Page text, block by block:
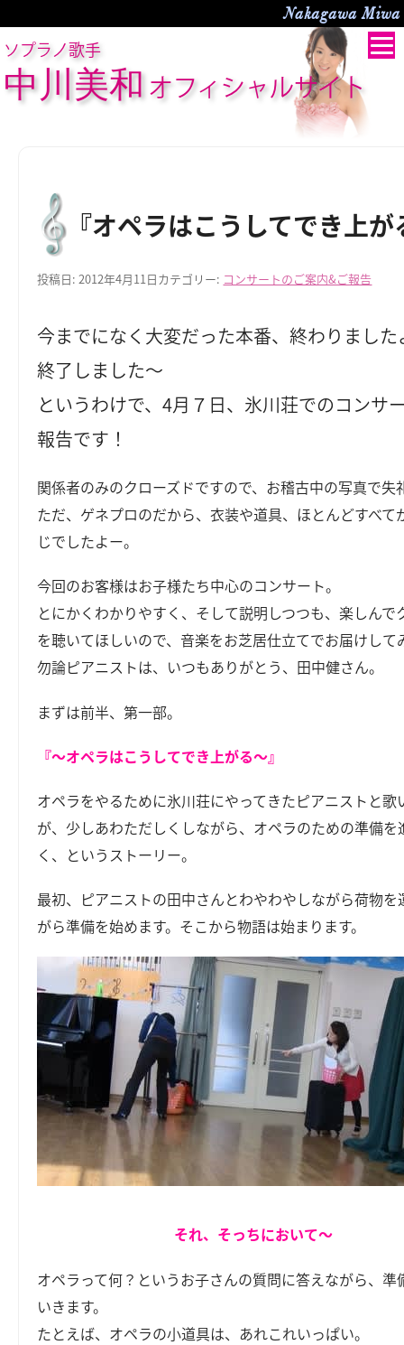
Nakagawa
ソプラノ歌手
中川美和 オフィシャルサイト
『オペラはこうしてでき上が
投稿日:2012年4月11日カテゴリー: コンサートのご案内&ご報告
今までになく大変だった本番、終わりまし
終了しました～
というわけで、4月７日、氷川荘でのコンサ
報告です！
関係者のみのクローズドですので、お稽古中の写真で失
ただ、ゲネプロのだから、衣装や道具、ほとんどすべて
じでしたよー。
今回のお客様はお子様たち中心のコンサート。
とにかくわかりやすく、そして説明しつつも、楽しんで
を聴いてほしいので、音楽をお芝居仕立てでお届けして
勿論ピアニストは、いつもありがとう、田中健さん。
まずは前半、第一部。
『～オペラはこうしてでき上がる～』
オペラをやるために氷川荘にやってきたピアニストと歌
が、少しあわただしくしながら、オペラのための準備を
く、というストーリー。
最初、ピアニストの田中さんとわやわやしながら荷物を
がら準備を始めます。そこから物語は始まります。
それ、そっちにおいて～
オペラって何？というお子さんの質問に答えながら、準
いきます。
たとえば、オペラの小道具は、あれこれいっぱい。